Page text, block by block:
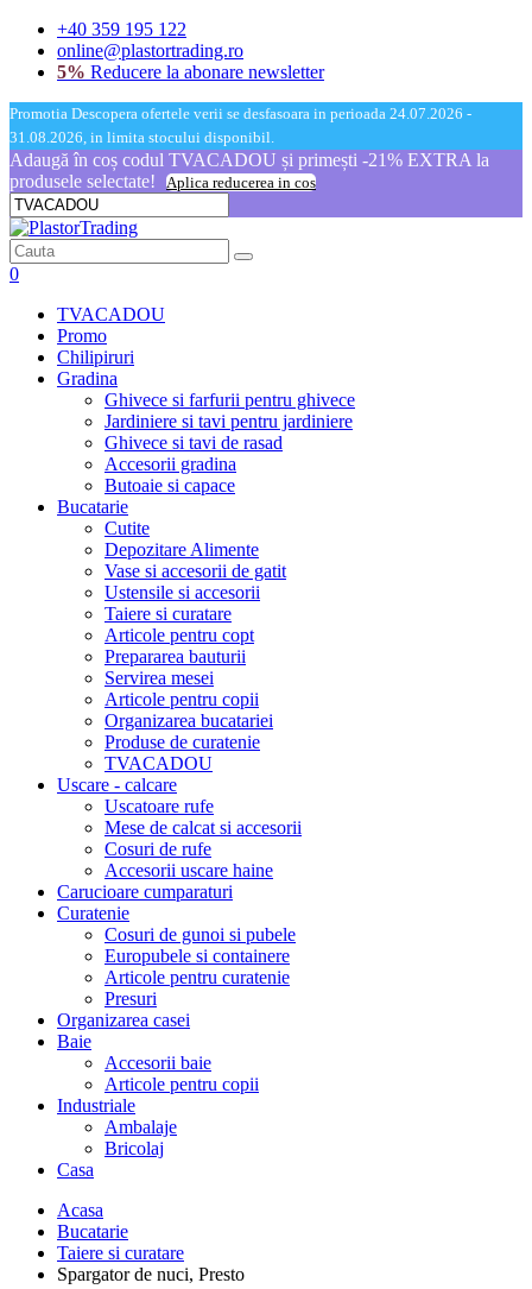
+40 359 195 122
online@plastortrading.ro
5% Reducere la abonare newsletter
Promotia Descopera ofertele verii se desfasoara in perioada 24.07.2026 -
31.08.2026, in limita stocului disponibil.
Adaugă în coș codul TVACADOU și primești -21% EXTRA la
produsele selectate!
Aplica reducerea in cos
0
TVACADOU
Promo
Chilipiruri
Gradina
Ghivece si farfurii pentru ghivece
Jardiniere si tavi pentru jardiniere
Ghivece si tavi de rasad
Accesorii gradina
Butoaie si capace
Bucatarie
Cutite
Depozitare Alimente
Vase si accesorii de gatit
Ustensile si accesorii
Taiere si curatare
Articole pentru copt
Prepararea bauturii
Servirea mesei
Articole pentru copii
Organizarea bucatariei
Produse de curatenie
TVACADOU
Uscare - calcare
Uscatoare rufe
Mese de calcat si accesorii
Cosuri de rufe
Accesorii uscare haine
Carucioare cumparaturi
Curatenie
Cosuri de gunoi si pubele
Europubele si containere
Articole pentru curatenie
Presuri
Organizarea casei
Baie
Accesorii baie
Articole pentru copii
Industriale
Ambalaje
Bricolaj
Casa
Acasa
Bucatarie
Taiere si curatare
Spargator de nuci, Presto